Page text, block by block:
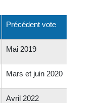
Précédent vote
Mai 2019
Mars et juin 2020
Avril 2022